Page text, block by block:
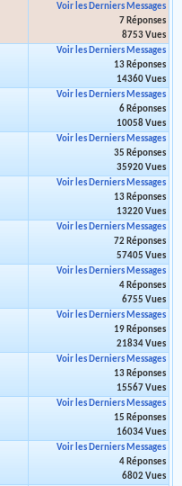
Voir les Derniers Messages
7 Réponses
8753 Vues
Voir les Derniers Messages
13 Réponses
14360 Vues
Voir les Derniers Messages
6 Réponses
10058 Vues
Voir les Derniers Messages
35 Réponses
35920 Vues
Voir les Derniers Messages
13 Réponses
13220 Vues
Voir les Derniers Messages
72 Réponses
57405 Vues
Voir les Derniers Messages
4 Réponses
6755 Vues
Voir les Derniers Messages
19 Réponses
21834 Vues
Voir les Derniers Messages
13 Réponses
15567 Vues
Voir les Derniers Messages
15 Réponses
16034 Vues
Voir les Derniers Messages
4 Réponses
6802 Vues